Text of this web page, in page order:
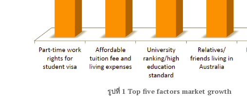
รูปที่ 1 Top five factors market growth